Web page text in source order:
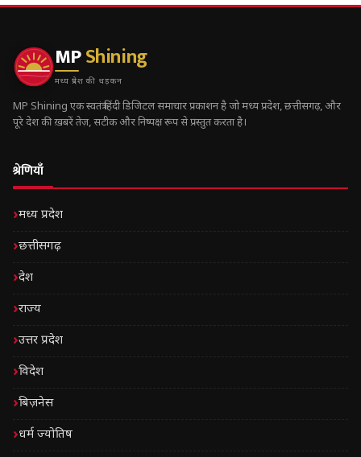
MPShining
मध्य प्रदेश की धड़कन
MP Shining एक स्वतंत्र हिंदी डिजिटल समाचार प्रकाशन है जो मध्य प्रदेश, छत्तीसगढ़, और
पूरे देश की ख़बरें तेज़, सटीक और निष्पक्ष रूप से प्रस्तुत करता है।
श्रेणियाँ
मध्य प्रदेश
छत्तीसगढ़
देश
राज्य
उत्तर प्रदेश
विदेश
बिज़नेस
धर्म ज्योतिष